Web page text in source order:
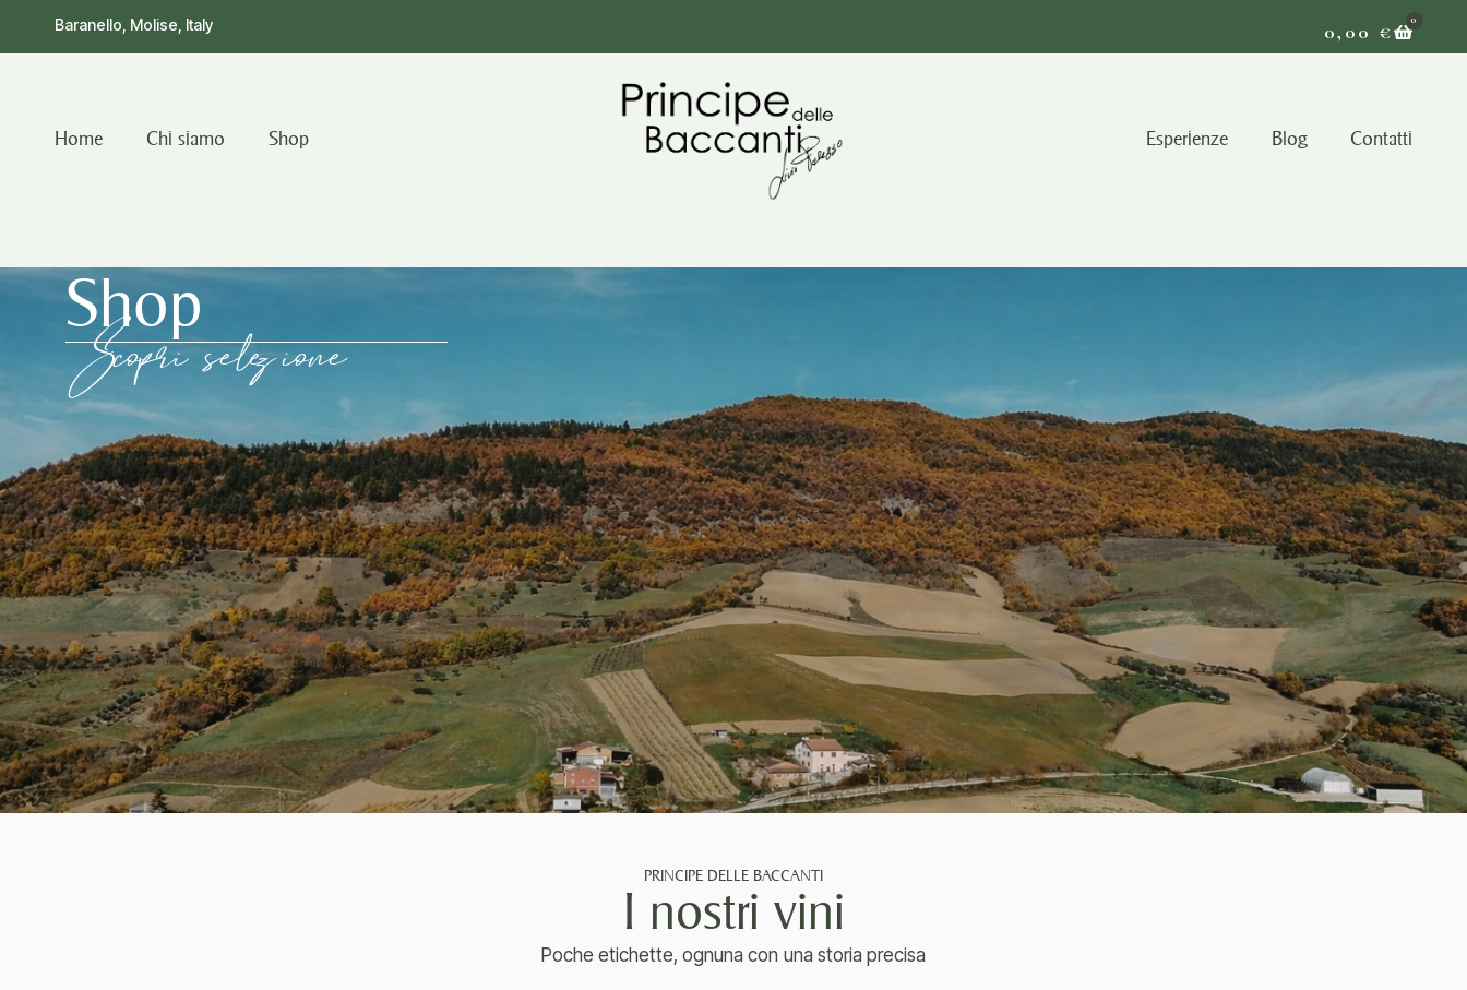
Baranello, Molise, Italy 0,00 €
0
Home Chi siamo Shop Esperienze Blog Contatti
Shop
Scopri selezione
PRINCIPE DELLE BACCANTI
I nostri vini
Poche etichette, ognuna con una storia precisa